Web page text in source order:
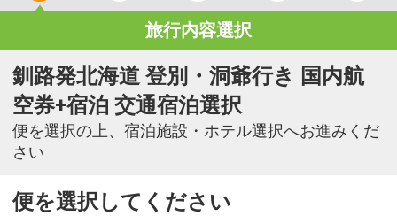
旅行内容選択
釧路発北海道 登別・洞爺行き 国内航
空券+宿泊 交通宿泊選択
便を選択の上、宿泊施設・ホテル選択へお進みくだ
さい
便を選択してください